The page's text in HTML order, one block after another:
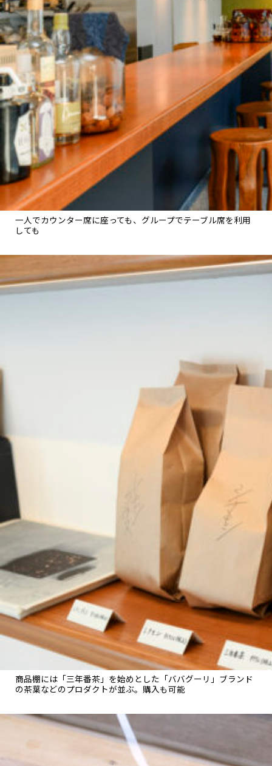
一人でカウンター席に座っても、グループでテーブル席を利用
しても
商品棚には「三年番茶」を始めとした「ババグーリ」ブランド
の茶葉などのプロダクトが並ぶ。購入も可能